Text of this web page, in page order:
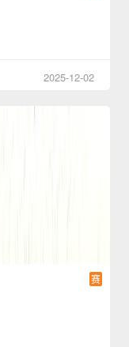
2025-12-02
赛